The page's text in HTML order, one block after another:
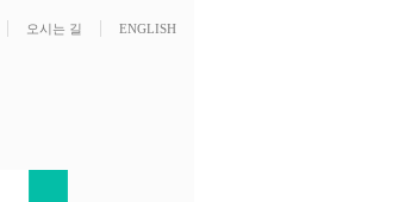
오시는 길 ENGLISH